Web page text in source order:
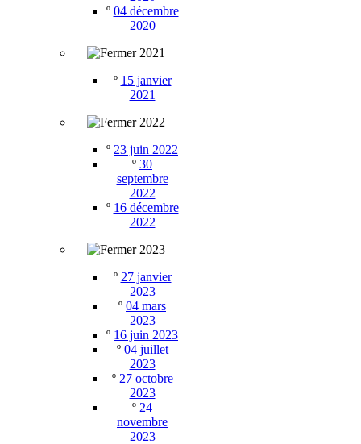
º 04 décembre
2020
2021
º 15 janvier
2021
2022
º 23 juin 2022
º 30
septembre
2022
º 16 décembre
2022
2023
º 27 janvier
2023
º 04 mars
2023
º 16 juin 2023
º 04 juillet
2023
º 27 octobre
2023
º 24
novembre
2023